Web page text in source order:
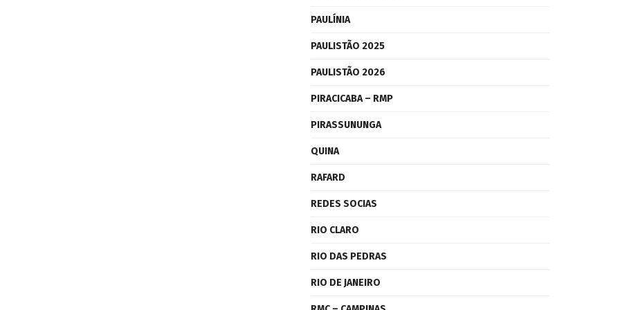
PAULÍNIA
PAULISTÃO 2025
PAULISTÃO 2026
PIRACICABA – RMP
PIRASSUNUNGA
QUINA
RAFARD
REDES SOCIAS
RIO CLARO
RIO DAS PEDRAS
RIO DE JANEIRO